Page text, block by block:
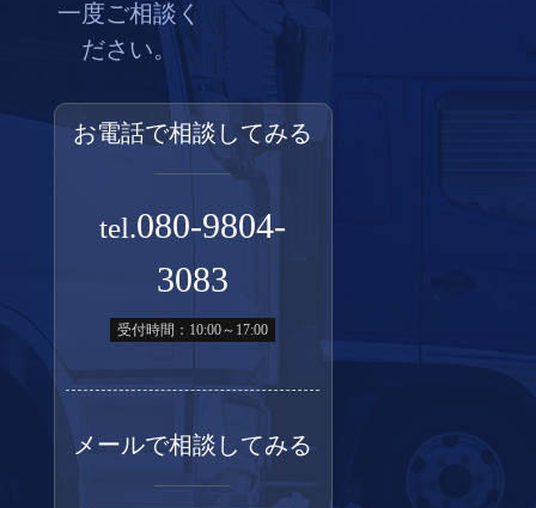
一度ご相談く
ださい。
お電話で相談してみる
tel.080-9804-
3083
受付時間：10:00～17:00
メールで相談してみる